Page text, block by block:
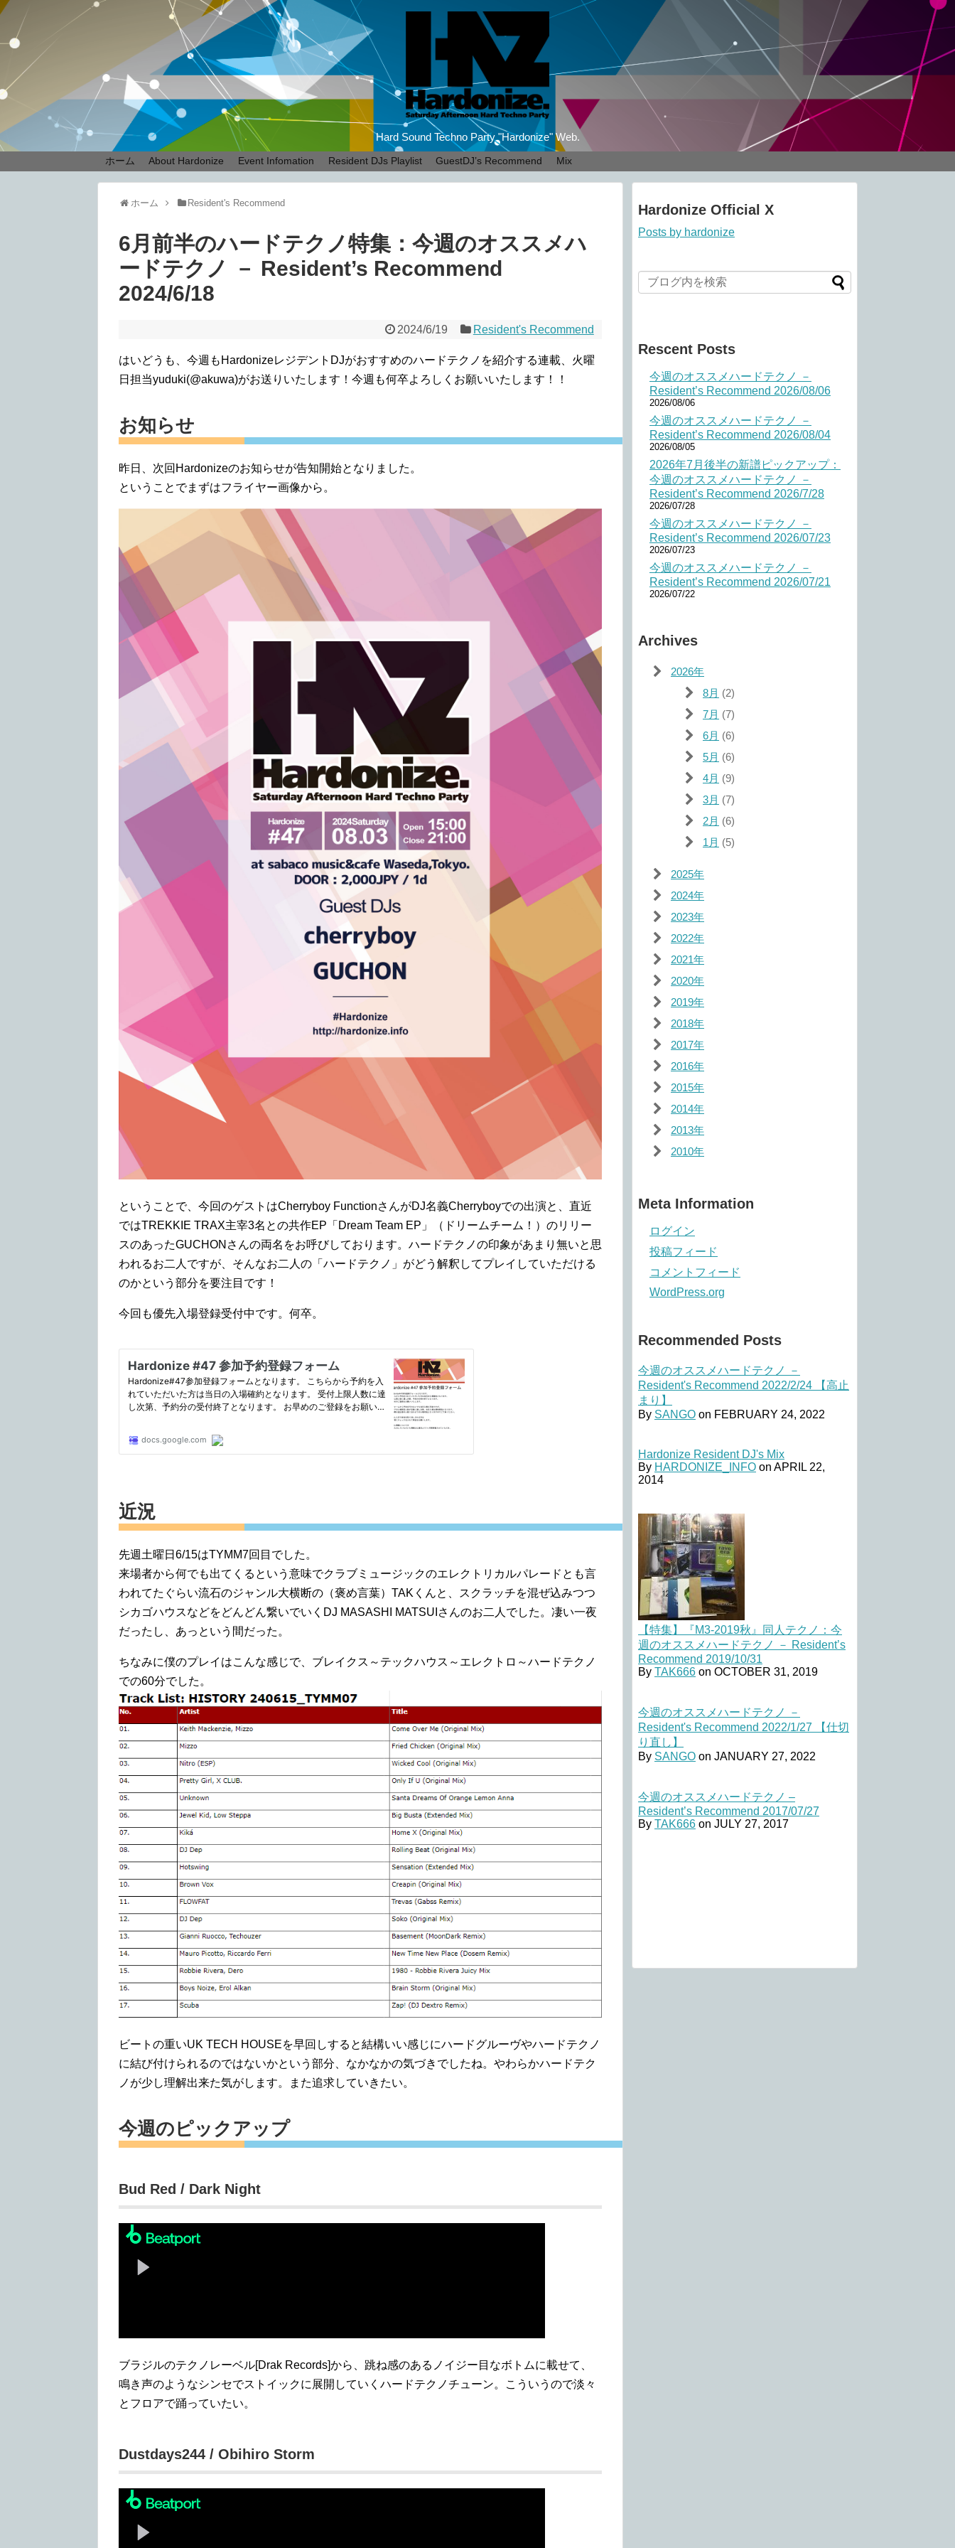
Hard Sound Techno Party "Hardonize" Web.
ホーム About Hardonize Event Infomation Resident DJs Playlist GuestDJ’s Recommend Mix
ホーム Resident's Recommend
6月前半のハードテクノ特集：今週のオススメハ
ードテクノ － Resident’s Recommend
2024/6/18
2024/6/19 Resident's Recommend
はいどうも、今週もHardonizeレジデントDJがおすすめのハードテクノを紹介する連載、火曜
日担当yuduki(@akuwa)がお送りいたします！今週も何卒よろしくお願いいたします！！
お知らせ
昨日、次回Hardonizeのお知らせが告知開始となりました。
ということでまずはフライヤー画像から。
ということで、今回のゲストはCherryboy FunctionさんがDJ名義Cherryboyでの出演と、直近
ではTREKKIE TRAX主宰3名との共作EP「Dream Team EP」（ドリームチーム！）のリリー
スのあったGUCHONさんの両名をお呼びしております。ハードテクノの印象があまり無いと思
われるお二人ですが、そんなお二人の「ハードテクノ」がどう解釈してプレイしていただける
のかという部分を要注目です！
今回も優先入場登録受付中です。何卒。
近況
先週土曜日6/15はTYMM7回目でした。
来場者から何でも出てくるという意味でクラブミュージックのエレクトリカルパレードとも言
われてたぐらい流石のジャンル大横断の（褒め言葉）TAKくんと、スクラッチを混ぜ込みつつ
シカゴハウスなどをどんどん繋いでいくDJ MASASHI MATSUIさんのお二人でした。凄い一夜
だったし、あっという間だった。
ちなみに僕のプレイはこんな感じで、ブレイクス～テックハウス～エレクトロ～ハードテクノ
での60分でした。
ビートの重いUK TECH HOUSEを早回しすると結構いい感じにハードグルーヴやハードテクノ
に結び付けられるのではないかという部分、なかなかの気づきでしたね。やわらかハードテク
ノが少し理解出来た気がします。また追求していきたい。
今週のピックアップ
Bud Red / Dark Night
ブラジルのテクノレーベル[Drak Records]から、跳ね感のあるノイジー目なボトムに載せて、
鳴き声のようなシンセでストイックに展開していくハードテクノチューン。こういうので淡々
とフロアで踊っていたい。
Dustdays244 / Obihiro Storm
Hardonize Official X
Posts by hardonize
Rescent Posts
今週のオススメハードテクノ －
Resident’s Recommend 2026/08/06
2026/08/06
今週のオススメハードテクノ －
Resident’s Recommend 2026/08/04
2026/08/05
2026年7月後半の新譜ピックアップ：
今週のオススメハードテクノ －
Resident’s Recommend 2026/7/28
2026/07/28
今週のオススメハードテクノ －
Resident’s Recommend 2026/07/23
2026/07/23
今週のオススメハードテクノ －
Resident’s Recommend 2026/07/21
2026/07/22
Archives
2026年
8月 (2)
7月 (7)
6月 (6)
5月 (6)
4月 (9)
3月 (7)
2月 (6)
1月 (5)
2025年
2024年
2023年
2022年
2021年
2020年
2019年
2018年
2017年
2016年
2015年
2014年
2013年
2010年
Meta Information
ログイン
投稿フィード
コメントフィード
WordPress.org
Recommended Posts
今週のオススメハードテクノ －
Resident's Recommend 2022/2/24 【高止
まり】
By SANGO on FEBRUARY 24, 2022
Hardonize Resident DJ's Mix
By HARDONIZE_INFO on APRIL 22,
2014
【特集】『M3-2019秋』同人テクノ：今
週のオススメハードテクノ － Resident’s
Recommend 2019/10/31
By TAK666 on OCTOBER 31, 2019
今週のオススメハードテクノ －
Resident's Recommend 2022/1/27 【仕切
り直し】
By SANGO on JANUARY 27, 2022
今週のオススメハードテクノ –
Resident’s Recommend 2017/07/27
By TAK666 on JULY 27, 2017